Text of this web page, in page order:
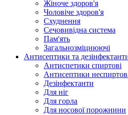
Жіноче здоров'я
Чоловіче здоров'я
Схуднення
Сечовивідна система
Пам'ять
Загальнозміцнюючі
Антисептики та
Антиспетики спиртові
Антисептики
Дезінфектанти
Для ніг
Для горла
Для носової порожнини